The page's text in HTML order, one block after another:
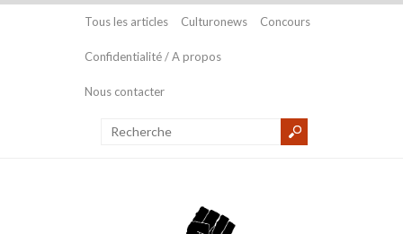
Tous les articles Culturonews Concours
Confidentialité / A propos
Nous contacter